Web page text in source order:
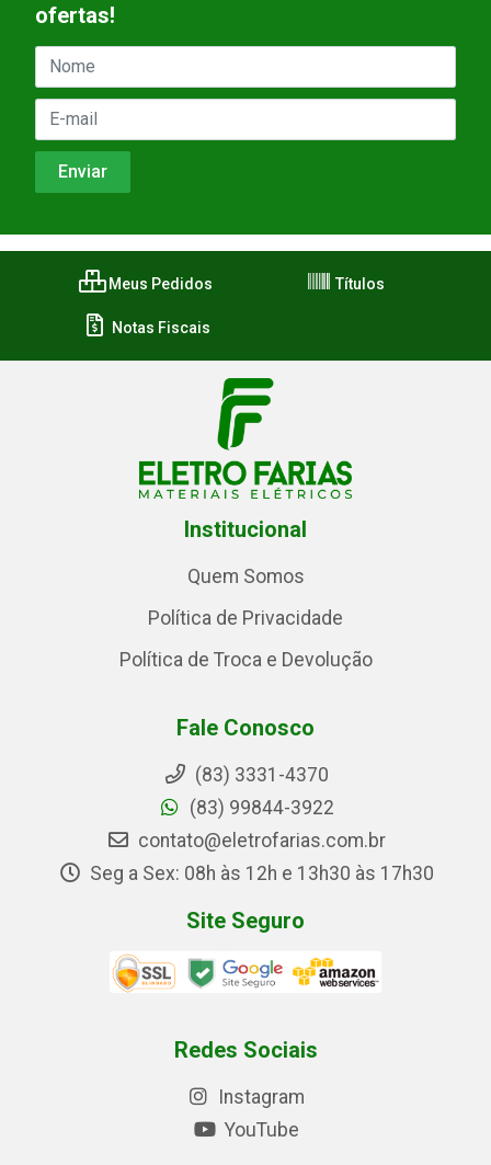
ofertas!
Meus Pedidos Títulos
Notas Fiscais
Institucional
Quem Somos
Política de Privacidade
Política de Troca e Devolução
Fale Conosco
(83) 3331-4370
(83) 99844-3922
contato@eletrofarias.com.br
Seg a Sex: 08h às 12h e 13h30 às 17h30
Site Seguro
Redes Sociais
Instagram
YouTube